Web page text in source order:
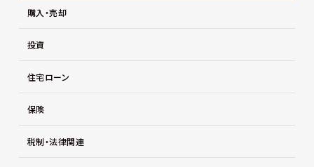
購入・売却
投資
住宅ローン
保険
税制・法律関連